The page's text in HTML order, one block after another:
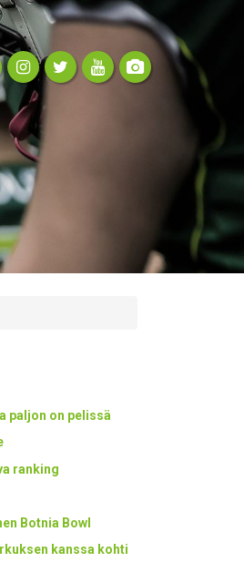
paljon on pelissä
ranking
Botnia Bowl
kanssa kohti